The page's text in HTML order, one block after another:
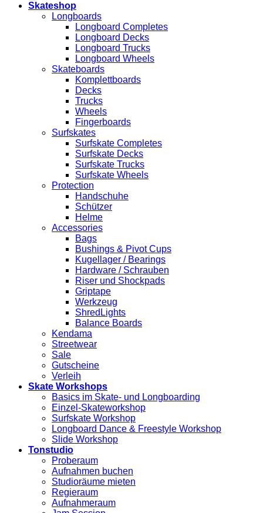
Skateshop
Longboards
Longboard Completes
Longboard Decks
Longboard Trucks
Longboard Wheels
Skateboards
Komplettboards
Decks
Trucks
Wheels
Fingerboards
Surfskates
Surfskate Completes
Surfskate Decks
Surfskate Trucks
Surfskate Wheels
Protection
Handschuhe
Schützer
Helme
Accessories
Bags
Bushings & Pivot Cups
Kugellager / Bearings
Hardware / Schrauben
Riser und Shockpads
Griptape
Werkzeug
ShredLights
Balance Boards
Kendama
Streetwear
Sale
Gutscheine
Verleih
Skate Workshops
Basics im Skate- und Longboarding
Einzel-Skateworkshop
Surfskate Workshop
Longboard Dance & Freestyle Workshop
Slide Workshop
Tonstudio
Proberaum
Aufnahmen buchen
Studioräume mieten
Regieraum
Aufnahmeraum